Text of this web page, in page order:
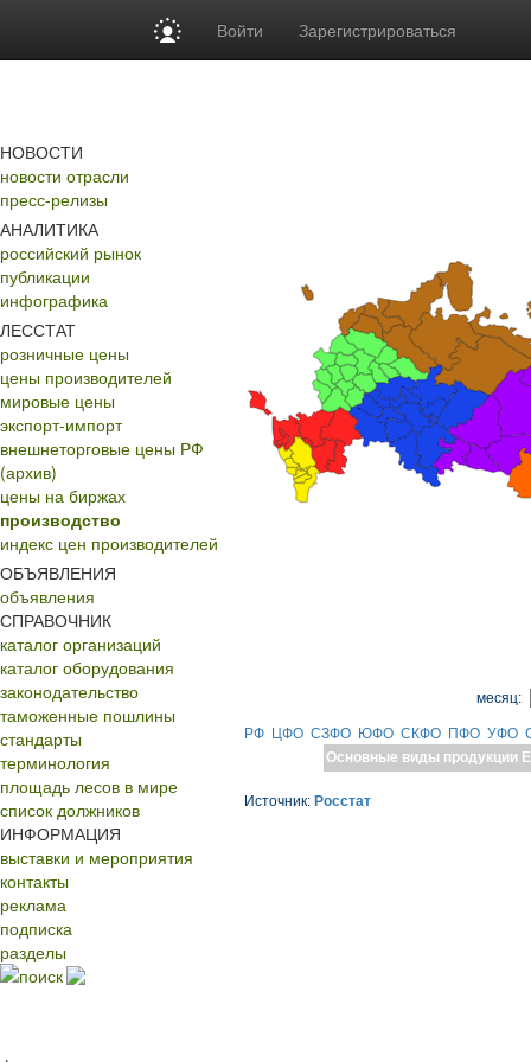
Войти Зарегистрироваться
НОВОСТИ
новости отрасли
пресс-релизы
АНАЛИТИКА
российский рынок
публикации
инфографика
ЛЕССТАТ
розничные цены
цены производителей
мировые цены
экспорт-импорт
внешнеторговые цены РФ
(архив)
цены на биржах
производство
индекс цен производителей
ОБЪЯВЛЕНИЯ
объявления
СПРАВОЧНИК
каталог организаций
каталог оборудования
законодательство
таможенные пошлины
стандарты
терминология
площадь лесов в мире
список должников
ИНФОРМАЦИЯ
выставки и мероприятия
контакты
реклама
подписка
разделы
поиск
месяц:
РФ ЦФО СЗФО ЮФО СКФО ПФО УФО
Основные виды продукции
Источник: Росстат